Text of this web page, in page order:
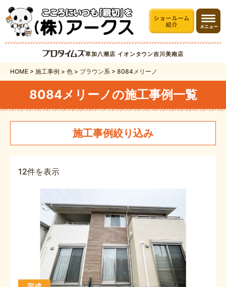
草加八潮店 イオンタウン吉川美南店
HOME > 施工事例 > 色 > ブラウン系 > 8084メリーノ
8084メリーノの施工事例一覧
施工事例絞り込み
12件を表示